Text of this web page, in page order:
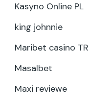
Kasyno Online PL
king johnnie
Maribet casino TR
Masalbet
Maxi reviewe